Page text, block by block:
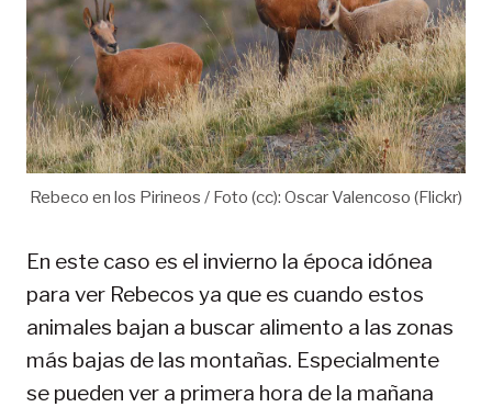
Rebeco en los Pirineos / Foto (cc): Oscar Valencoso (Flickr)
En este caso es el invierno la época idónea
para ver Rebecos ya que es cuando estos
animales bajan a buscar alimento a las zonas
más bajas de las montañas. Especialmente
se pueden ver a primera hora de la mañana